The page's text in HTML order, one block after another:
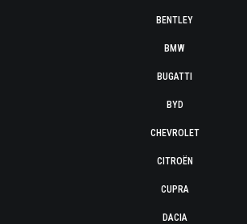
BENTLEY
BMW
BUGATTI
BYD
CHEVROLET
CITROËN
CUPRA
DACIA